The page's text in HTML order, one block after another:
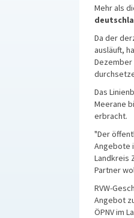
Mehr als
Da der
ausläuft,
Das
Meerane
erbracht.
"Der
Angebote
Landkreis
Partner
RVW-
Angebot
ÖPNV im